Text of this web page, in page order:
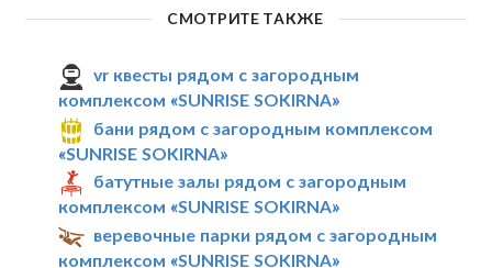
СМОТРИТЕ ТАКЖЕ
vr квесты рядом с загородным
комплексом «SUNRISE SOKIRNA»
бани рядом с загородным комплексом
«SUNRISE SOKIRNA»
батутные залы рядом с загородным
комплексом «SUNRISE SOKIRNA»
веревочные парки рядом с загородным
комплексом «SUNRISE SOKIRNA»